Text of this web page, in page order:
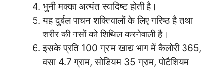
भुनी मक्का अत्यंत स्वादिष्ट होती है।
यह दुर्बल पाचन शक्तिवालों के लिए गरिष्ठ है तथा
शरीर की नसों को शिथिल करनेवाली है।
इसके प्रति 100 ग्राम खाद्य भाग में कैलोरी 365,
वसा 4.7 ग्राम, सोडियम 35 ग्राम, पोटैशियम